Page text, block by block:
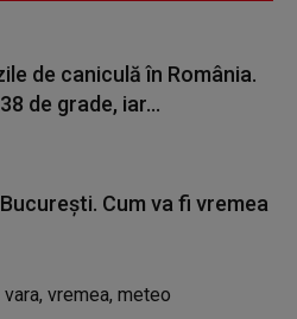
de caniculă în România.
de grade, iar...
Cum va fi vremea